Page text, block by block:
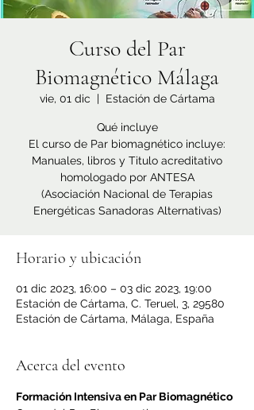
Curso del Par
Biomagnético Málaga
vie, 01 dic
  |
Estación de Cártama
Qué incluye
El curso de Par biomagnético incluye:
Manuales, libros y Titulo acreditativo
homologado por ANTESA
(Asociación Nacional de Terapias
Horario y ubicación
01 dic 2023, 16:00 – 03 dic 2023, 19:00
Estación de Cártama, C. Teruel, 3, 29580
Estación de Cártama, Málaga, España
Acerca del evento
Formación Intensiva en Par Biomagnético